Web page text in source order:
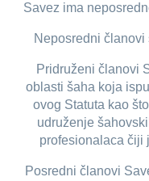
Savez ima
Neposredni članovi
Pridruženi članovi
oblasti šaha koja
ovog Statuta kao
udruženje
profesionalaca čiji
Posredni članovi